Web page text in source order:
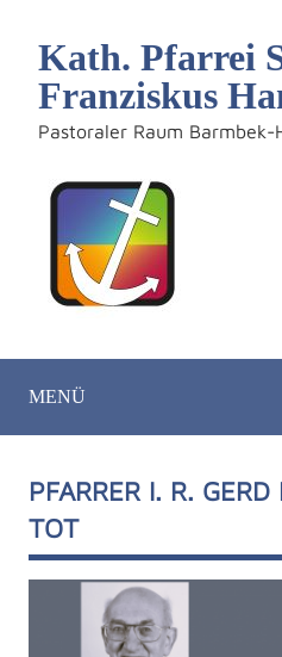
Kath. Pfarrei
Franziskus
Pastoraler Raum Barmbek-
MENÜ
PFARRER I. R. GERD
TOT